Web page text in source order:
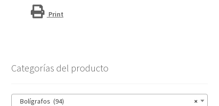
Print
Categorías del producto
×
Bolígrafos (94)